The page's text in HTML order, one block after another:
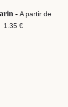
- A partir de
1.35 €